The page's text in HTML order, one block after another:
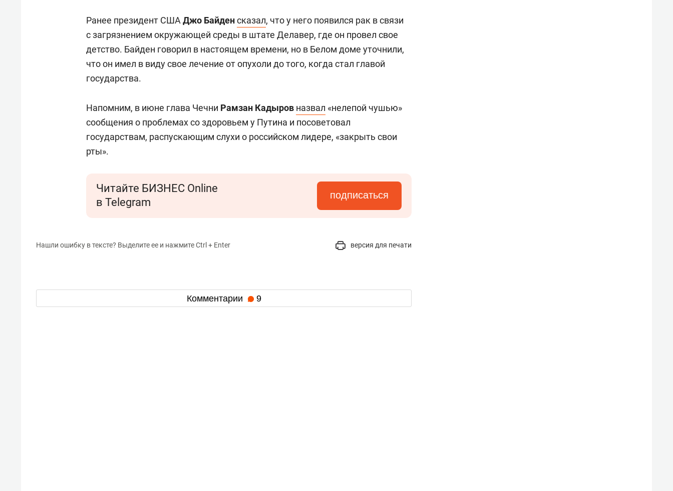
Ранее президент США Джо Байденсказал, что у него появился рак в связи
с загрязнением окружающей среды в штате Делавер, где он провел свое
детство. Байден говорил в настоящем времени, но в Белом доме уточнили,
что он имел в виду свое лечение от опухоли до того, когда стал главой
государства.
Напомним, в июне глава Чечни Рамзан Кадыров назвал «нелепой чушью»
сообщения о проблемах со здоровьем у Путина и посоветовал
государствам, распускающим слухи о российском лидере, «закрыть свои
рты».
Читайте БИЗНЕС Online
в Telegram
подписаться
Нашли ошибку в тексте? Выделите ее и нажмите Ctrl + Enter версия для печати
Комментарии 9